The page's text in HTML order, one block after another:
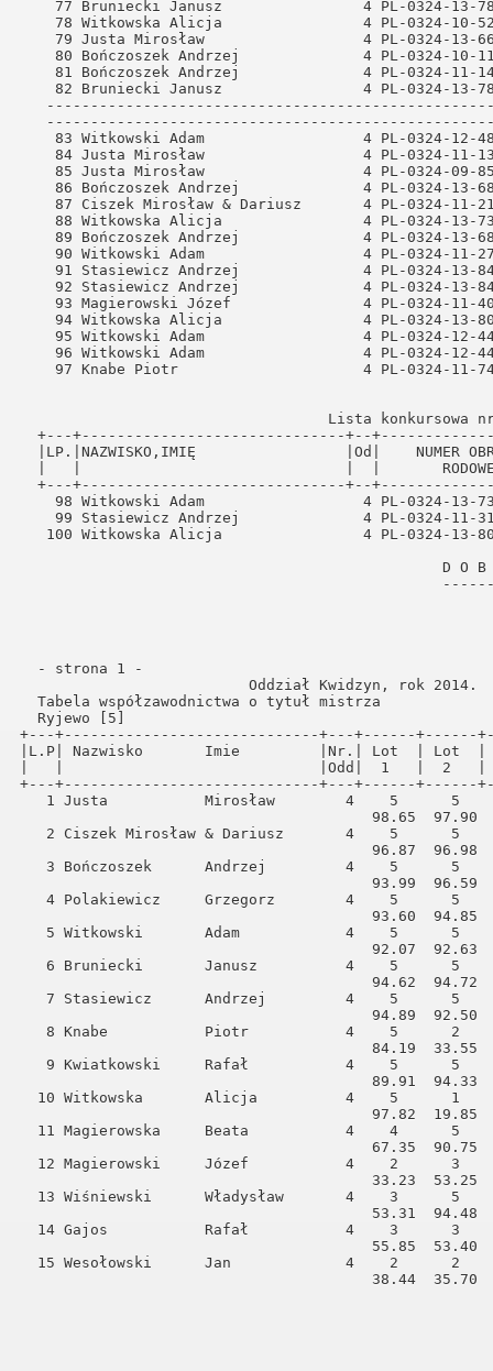
-
Tabela
+---+-----------------------------
|L.P| Nazwisko       Imie
|   |
+---+-----------------------------
1 Justa           Mirosław
2 Ciszek Mirosław & Dariusz
3 Bończoszek      Andrzej
4 Polakiewicz     Grzegorz
5 Witkowski       Adam
6 Bruniecki       Janusz
7 Stasiewicz      Andrzej
8 Knabe           Piotr
9 Kwiatkowski     Rafał
10 Witkowska       Alicja
11 Magierowska     Beata
12 Magierowski     Józef
13 Wiśniewski      Władysław
14 Gajos           Rafał
15 Wesołowski      Jan
Neubrandenburg